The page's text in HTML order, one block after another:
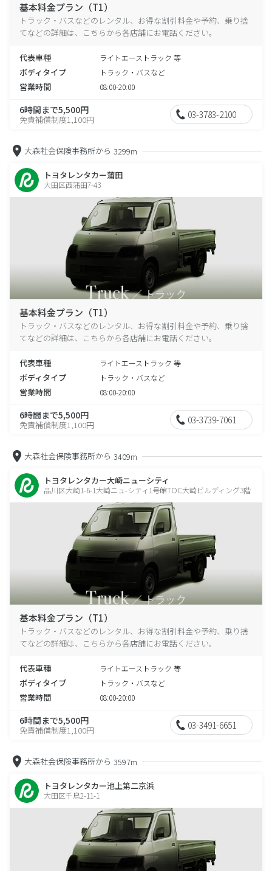
基本料金プラン（T1）
トラック・バスなどのレンタル、お得な割引料金や予約、乗り捨
てなどの詳細は、こちらから各店舗にお電話ください。
代表車種 ライトエーストラック 等
ボディタイプ トラック・バスなど
営業時間 08:00-20:00
6時間まで5,500円
免責補償制度1,100円 03-3783-2100
大森社会保険事務所から 3299m
トヨタレンタカー蒲田
大田区西蒲田7-43
基本料金プラン（T1）
トラック・バスなどのレンタル、お得な割引料金や予約、乗り捨
てなどの詳細は、こちらから各店舗にお電話ください。
代表車種 ライトエーストラック 等
ボディタイプ トラック・バスなど
営業時間 08:00-20:00
6時間まで5,500円
免責補償制度1,100円 03-3739-7061
大森社会保険事務所から 3409m
トヨタレンタカー大崎ニューシティ
品川区大崎1-6-1大崎ニュ-シティ1号館TOC大崎ビルディング3階
基本料金プラン（T1）
トラック・バスなどのレンタル、お得な割引料金や予約、乗り捨
てなどの詳細は、こちらから各店舗にお電話ください。
代表車種 ライトエーストラック 等
ボディタイプ トラック・バスなど
営業時間 08:00-20:00
6時間まで5,500円
免責補償制度1,100円 03-3491-6651
大森社会保険事務所から 3597m
トヨタレンタカー池上第二京浜
大田区千鳥2-11-1